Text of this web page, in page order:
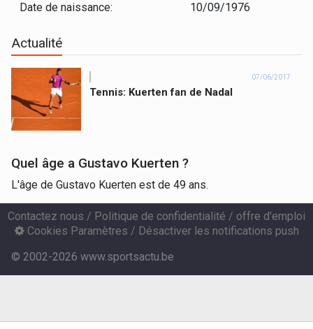
Date de naissance: 10/09/1976
Actualité
07/06/2017
Tennis: Kuerten fan de Nadal
Quel âge a Gustavo Kuerten ?
L'âge de Gustavo Kuerten est de 49 ans.
Contactez nous / Politique de confidentialité / offre d'emploi
Cookies Paramètres / Désactiver les notifications push
© 2002-2026 www.sportsactu.be